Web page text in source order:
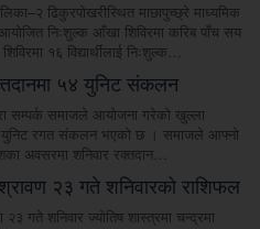
ढिकुरपोखरीस्थित माछापुच्छ्रे माध्यमिक
आयोजित निःशुल्क आँखा शिविरमा करिब पाँच सय
१६ विद्यार्थीलाई निःशुल्क…
५४ युनिट संकलन
सम्पर्क समाजले आयोजना गरेको खुल्ला
युनिट रगत संकलन भएको छ । समाजले आफ्नो
अवसरमा शनिवार रक्तदान…
२३ गते शनिवारको राशिफल
गते शनिवार ज्योतिष शास्त्रमा चन्द्रमा